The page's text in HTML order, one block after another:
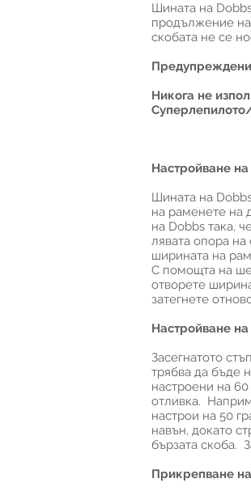
Шината на
продължение на
скобата не се
Никога не
Настройване
Шината на
на раменете на
на Dobbs така,
лявата опора
ширината на
С помощта на
отворете
затегнете
Настройване
Засегнатото
трябва да бъде
настроени на
отливка.
настрои на 50
навън, докато
бързата скоба.
Прикрепване